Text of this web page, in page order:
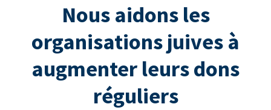
Nous aidons les
organisations juives à
augmenter leurs dons
réguliers